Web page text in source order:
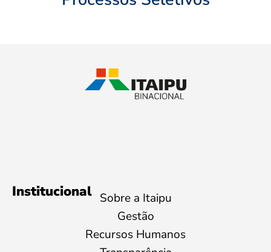
Institucional Sobre a Itaipu
Gestão
Recursos Humanos